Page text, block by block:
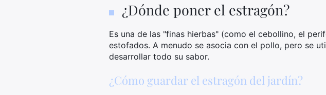
¿Dónde poner el estragón?
Es una de las "finas hierbas" (como el cebollino, el
estofados. A menudo se asocia con el pollo, pero se
desarrollar todo su sabor.
¿Cómo guardar el estragón del jardín?